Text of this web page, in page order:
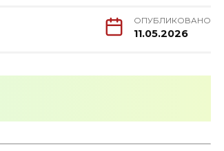
ОПУБЛИКОВАНО
11.05.2026